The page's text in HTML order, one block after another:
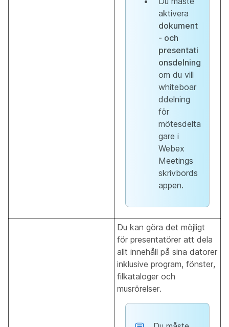
aktivera
dokument
- och
presentati
onsdelning
om du vill
whiteboar
ddelning
för
mötesdelta
gare i
Webex
Meetings
skrivbords
appen.
Du kan göra det möjligt
för presentatörer att dela
allt innehåll på sina datorer
inklusive program, fönster,
filkataloger och
musrörelser.